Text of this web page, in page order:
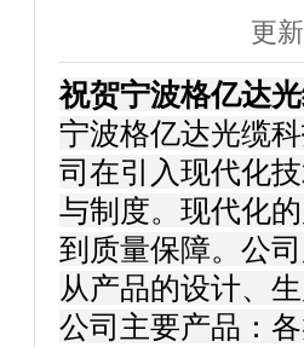
更
祝贺宁波格亿达
宁波格亿达光缆
司在引入现代化
与制度。现代化
到质量保障。公
从产品的设计、
公司主要产品：